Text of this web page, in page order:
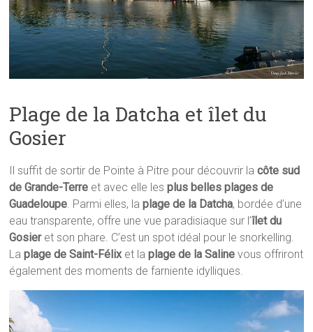
Plage de la Datcha et îlet du
Gosier
Il suffit de sortir de Pointe à Pitre pour découvrir lacôte sud
de Grande-Terre et avec elle lesplus belles plages de
Guadeloupe . Parmi elles, laplage de la Datcha, bordée d’une
eau transparente, offre une vue paradisiaque sur l’îlet du
Gosieret son phare. C’est un spot idéal pour le snorkelling.
Laplage de Saint-Félix et laplage de la Saline vous offriront
également des moments de farniente idylliques.